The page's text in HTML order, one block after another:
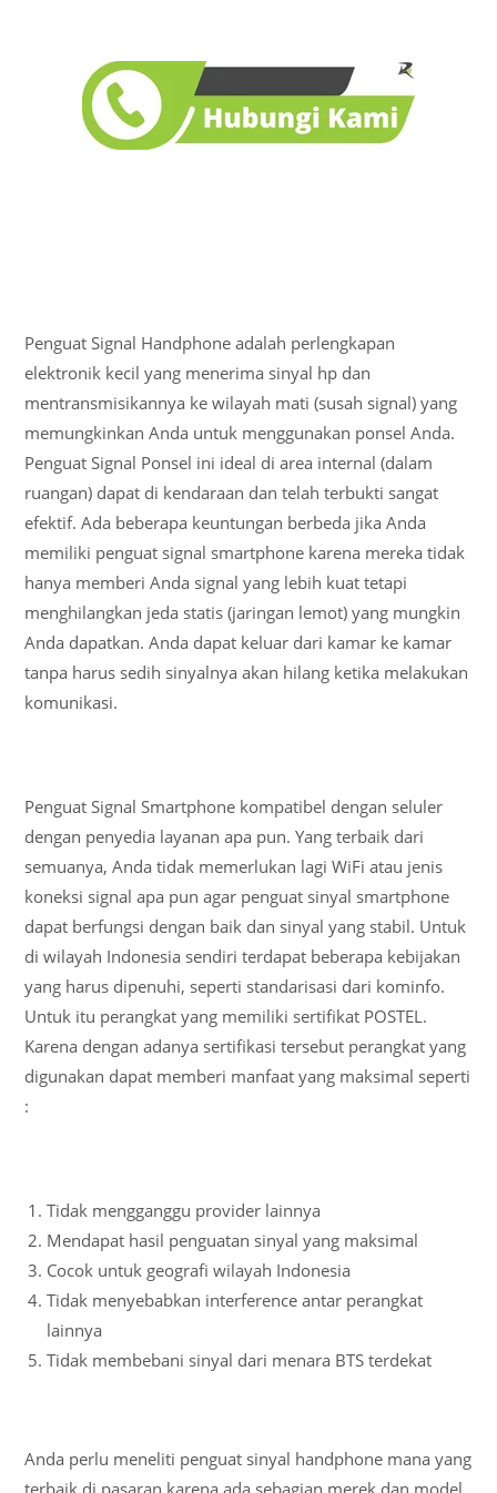
Penguat Signal Handphone adalah perlengkapan
elektronik kecil yang menerima sinyal hp dan
mentransmisikannya ke wilayah mati (susah signal) yang
memungkinkan Anda untuk menggunakan ponsel Anda.
Penguat Signal Ponsel ini ideal di area internal (dalam
ruangan) dapat di kendaraan dan telah terbukti sangat
efektif. Ada beberapa keuntungan berbeda jika Anda
memiliki penguat signal smartphone karena mereka tidak
hanya memberi Anda signal yang lebih kuat tetapi
menghilangkan jeda statis (jaringan lemot) yang mungkin
Anda dapatkan. Anda dapat keluar dari kamar ke kamar
tanpa harus sedih sinyalnya akan hilang ketika melakukan
komunikasi.
Penguat Signal Smartphone kompatibel dengan seluler
dengan penyedia layanan apa pun. Yang terbaik dari
semuanya, Anda tidak memerlukan lagi WiFi atau jenis
koneksi signal apa pun agar penguat sinyal smartphone
dapat berfungsi dengan baik dan sinyal yang stabil. Untuk
di wilayah Indonesia sendiri terdapat beberapa kebijakan
yang harus dipenuhi, seperti standarisasi dari kominfo.
Untuk itu perangkat yang memiliki sertifikat POSTEL.
Karena dengan adanya sertifikasi tersebut perangkat yang
digunakan dapat memberi manfaat yang maksimal seperti
:
Tidak mengganggu provider lainnya
Mendapat hasil penguatan sinyal yang maksimal
Cocok untuk geografi wilayah Indonesia
Tidak menyebabkan interference antar perangkat
lainnya
Tidak membebani sinyal dari menara BTS terdekat
Anda perlu meneliti penguat sinyal handphone mana yang
terbaik di pasaran karena ada sebagian merek dan model